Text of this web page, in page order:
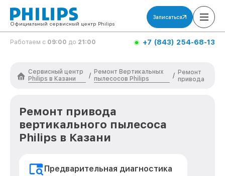
Официальный сервисный центр Philips
Записаться
Работаем с 09:00 до 21:00 +7 (843) 254-68-13
Сервисный центр
Philips в Казани
/
Ремонт Вертикальных
пылесосов Philips
/ Ремонт
привода
Ремонт привода
вертикального пылесоса
Philips в Казани
Предварительная диагностика